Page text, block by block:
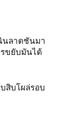
นลาดชันมา
ขยับมันได้
สิบโผล่รอบ